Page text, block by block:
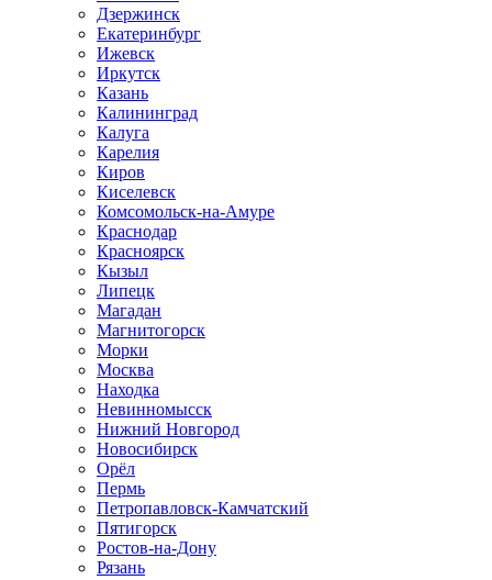
Дзержинск
Екатеринбург
Ижевск
Иркутск
Казань
Калининград
Калуга
Карелия
Киров
Киселевск
Комсомольск-на-Амуре
Краснодар
Красноярск
Кызыл
Липецк
Магадан
Магнитогорск
Морки
Москва
Находка
Невинномысск
Нижний Новгород
Новосибирск
Орёл
Пермь
Петропавловск-Камчатский
Пятигорск
Ростов-на-Дону
Рязань